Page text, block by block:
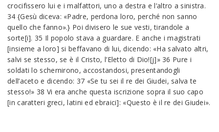
crocifissero lui e i malfattori, uno a destra e l’altro a sinistra.
34 {Gesù diceva: «Padre, perdona loro, perché non sanno
quello che fanno».} Poi divisero le sue vesti, tirandole a
sorte[i]. 35 Il popolo stava a guardare. E anche i magistrati
[insieme a loro] si beffavano di lui, dicendo: «Ha salvato altri,
salvi se stesso, se è il Cristo, l’Eletto di Dio![j]» 36 Pure i
soldati lo schernirono, accostandosi, presentandogli
dell’aceto e dicendo: 37 «Se tu sei il re dei Giudei, salva te
stesso!» 38 Vi era anche questa iscrizione sopra il suo capo
[in caratteri greci, latini ed ebraici]: «Questo è il re dei Giudei».